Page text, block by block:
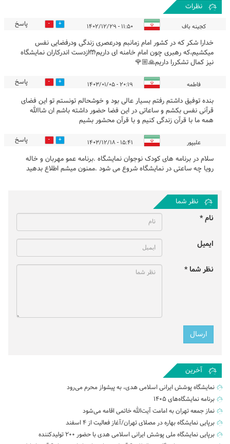
نظرات
کجینه باف ۱۱:۵۰ - ۱۴۰۲/۱۲/۲۹ 22 پاسخ
خدارا شکر که در کشور امام زمانبم ودرعصری زندگی ودرفضایی نفس
میکشیم،که رهبری چون امام خامنه ای داریم🤲ازدست اندرکاران نمایشگاه
نیز کمال تشکررا داریم🙏🏼🌹
فاطمه ۲۰:۱۹ - ۱۴۰۳/۰۱/۰۵ 7 پاسخ
بنده توفیق داشتم رفتم بسیار عالی بود و خوشحالم تونستم تو این فضای
قرآنی نفس بکشم و ساعاتی در این فضا حضور داشته باشم ان شاالله
همه ما با قرآن زندگی کنیم و با قرآن محشور بشیم
علیپور ۱۵:۴۱ - ۱۴۰۳/۱۲/۱۸ 0 پاسخ
سلام در برنامه های کودک نوجوان نمایشگاه .برنامه عمو مهربان و خاله
رویا چه ساعتی در نمایشگاه شروع می شود .ممنون میشم اطلاع بدهید
نظر شما
نام *
ایمیل
نظر شما *
آخرین
نمایشگاه پوشش ایرانی اسلامی هدی، به پیشواز محرم می‌رود
برنامه نمایشگاه‌های ۱۴۰۵
نماز جمعه تهران به امامت آیت‌الله خاتمی اقامه می‌شود
برپایی نمایشگاه بهاره در مصلای تهران/آغاز فعالیت از ۴ اسفند
برپایی نمایشگاه ملی پوشش ایرانی اسلامی هدی با حضور ۲۰۰ تولیدکننده